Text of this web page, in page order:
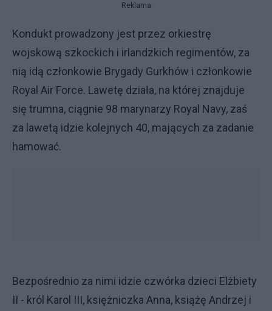
Reklama
Kondukt prowadzony jest przez orkiestrę
wojskową szkockich i irlandzkich regimentów, za
nią idą członkowie Brygady Gurkhów i członkowie
Royal Air Force. Lawetę działa, na której znajduje
się trumna, ciągnie 98 marynarzy Royal Navy, zaś
za lawetą idzie kolejnych 40, mających za zadanie
hamować.
Bezpośrednio za nimi idzie czwórka dzieci Elżbiety
II - król Karol III, księżniczka Anna, książę Andrzej i